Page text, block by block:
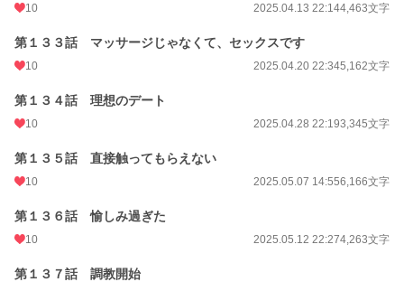
10 2025.04.13 22:144,463文字
第１３３話 マッサージじゃなくて、セックスです
10 2025.04.20 22:345,162文字
第１３４話 理想のデート
10 2025.04.28 22:193,345文字
第１３５話 直接触ってもらえない
10 2025.05.07 14:556,166文字
第１３６話 愉しみ過ぎた
10 2025.05.12 22:274,263文字
第１３７話 調教開始